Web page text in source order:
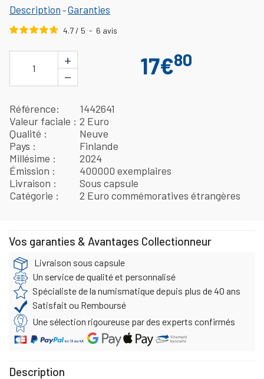
Description -Garanties
4.7/ 5 - 6 avis
1
+
−
17€80
Référence
1442641
Valeur faciale
2 Euro
Qualité
Neuve
Pays
Finlande
Millésime
2024
Émission
400000 exemplaires
Livraison
Sous capsule
Catégorie
2 Euro commémoratives étrangères
Vos garanties & Avantages Collectionneur
Livraison sous capsule
Un service de qualité et personnalisé
Spécialiste de la numismatique depuis plus de 40 ans
Satisfait ou Remboursé
Une sélection rigoureuse par des experts confirmés
Description